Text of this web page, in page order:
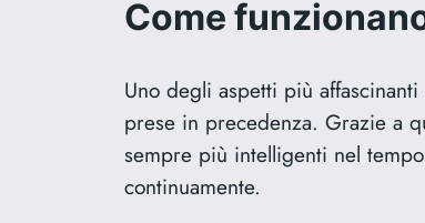
Come
Uno degli aspetti più
prese in precedenza. Grazie a
sempre più intelligenti nel
continuamente.